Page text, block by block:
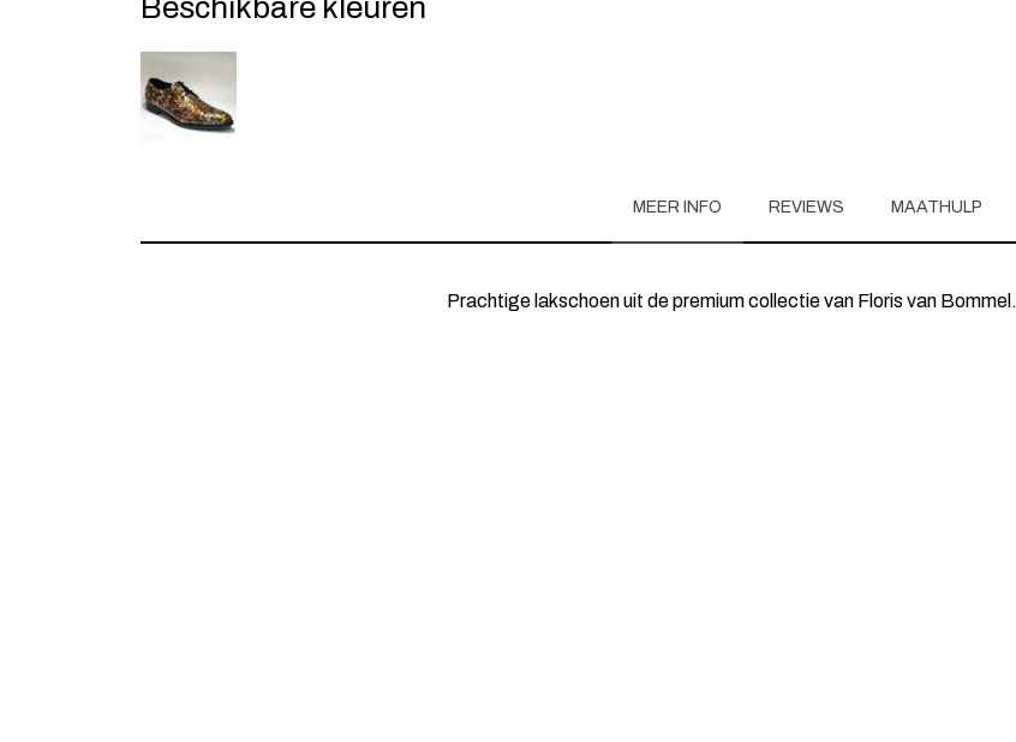
Beschikbare kleuren
MEER INFO REVIEWS MAATHULP
Prachtige lakschoen uit de premium collectie van Floris van Bommel.